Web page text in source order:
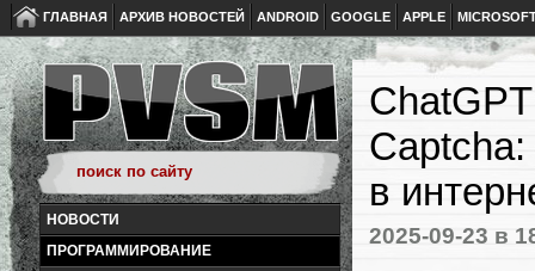
ГЛАВНАЯ АРХИВ НОВОСТЕЙ ANDROID GOOGLE APPLE
НОВОСТИ
ПРОГРАММИРОВАНИЕ
в
2025-09-23 в